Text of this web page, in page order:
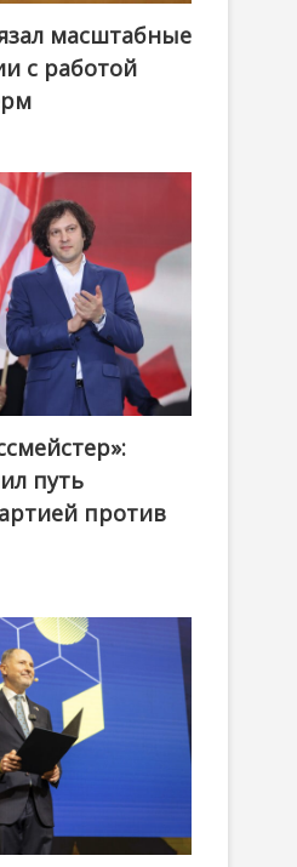
масштабные
с работой
Dream
путь
против